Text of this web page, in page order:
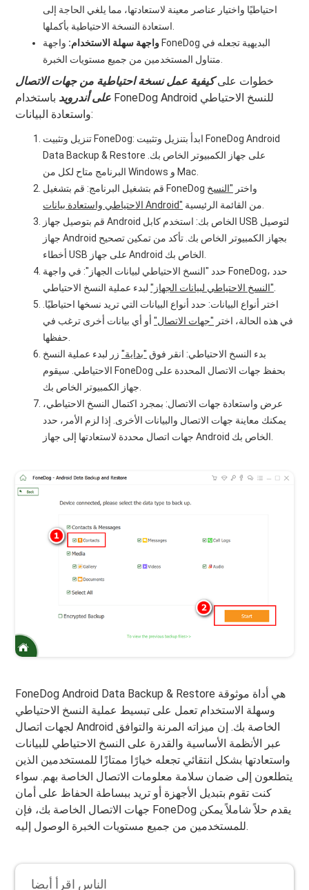
احتياطيًا واختيار عناصر معينة لاستعادتها، مما يلغي الحاجة إلى
واجهة سهلة الاستخدام: واجهة FoneDog البديهية تجعله في
خطوات علىكيفية عمل نسخة احتياطية من جهات الاتصال
على أندرويد باستخدام FoneDog Android للنسخ الاحتياطي
واستعادة البيانات:
تنزيل وتثبيت FoneDog: ابدأ بتنزيل وتثبيت FoneDog Android
Data Backup & Restore على جهاز الكمبيوتر الخاص بك.
البرنامج متاح لكل من Windows و Mac.
قم بتشغيل البرنامج: قم بتشغيل FoneDog واختر "النسخ
الاحتياطي واستعادة بيانات Android"
قم بتوصيل جهاز Android الخاص بك: استخدم كابل USB لتوصيل
جهاز Android بجهاز الكمبيوتر الخاص بك. تأكد من تمكين تصحيح
حدد "النسخ الاحتياطي لبيانات الجهاز": في واجهة FoneDog، حدد
"النسخ الاحتياطي لبيانات الجهاز"
اختر أنواع البيانات: حدد أنواع البيانات التي تريد نسخها احتياطيًا.
في هذه الحالة، اختر "جهات الاتصال"أو أي بيانات أخرى ترغب في
بدء النسخ الاحتياطي: انقر فوق "بداية"زر لبدء عملية النسخ
الاحتياطي. سيقوم FoneDog بحفظ جهات الاتصال المحددة على
عرض واستعادة جهات الاتصال: بمجرد اكتمال النسخ الاحتياطي،
يمكنك معاينة جهات الاتصال والبيانات الأخرى. إذا لزم الأمر، حدد
FoneDog Android Data Backup & Restore هي أداة موثوقة
وسهلة الاستخدام تعمل على تبسيط عملية النسخ الاحتياطي
لجهات اتصال Android الخاصة بك. إن ميزاته المرنة والتوافق
عبر الأنظمة الأساسية والقدرة على النسخ الاحتياطي للبيانات
واستعادتها بشكل انتقائي تجعله خيارًا ممتازًا للمستخدمين الذين
يتطلعون إلى ضمان سلامة معلومات الاتصال الخاصة بهم. سواء
كنت تقوم بتبديل الأجهزة أو تريد ببساطة الحفاظ على أمان
جهات الاتصال الخاصة بك، فإن FoneDog يقدم حلاً شاملاً يمكن
للمستخدمين من جميع مستويات الخبرة الوصول إليه.
الناس اقرأ أيضا